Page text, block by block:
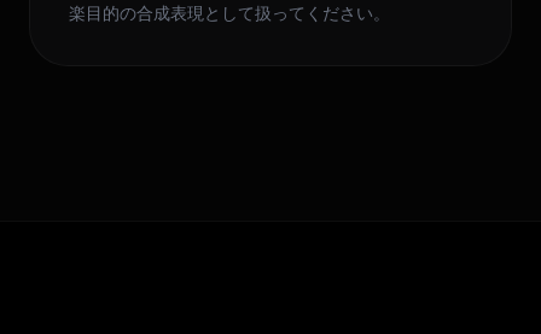
楽目的の合成表現として扱ってください。